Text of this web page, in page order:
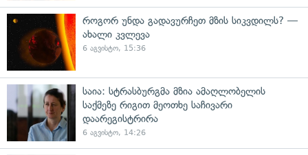
როგორ უნდა გადავურჩეთ მზის სიკვდილს? —
ახალი კვლევა
6 აგვისტო, 15:36
საია: სტრასბურგმა მზია ამაღლობელის
საქმეზე რიგით მეოთხე საჩივარი
დაარეგისტრირა
6 აგვისტო, 14:26